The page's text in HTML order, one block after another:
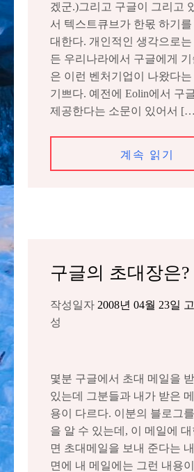
겠군.)그리고 구글이 그리고
서 텍스트큐브가 한몫 하기를
대한다. 개인적인 생각으로는
든 우리나라에서 구글에게
은 이런 벤처기업이 나왔다
기쁘다. 예전에 Eolin에서 구
제공한다는 소문이 있어서
계속 읽기
구글의 초대장은?
작성일자 2008년 04월 23일
성
몇분 구글에서 초대 메일을
있는데 그분들과 내가 받은
용이 다르다. 이분의 블로그
을 알 수 있는데, 이 메일에
면 초대메일을 보내 준다는
면에 내 메일에는 그런 내용